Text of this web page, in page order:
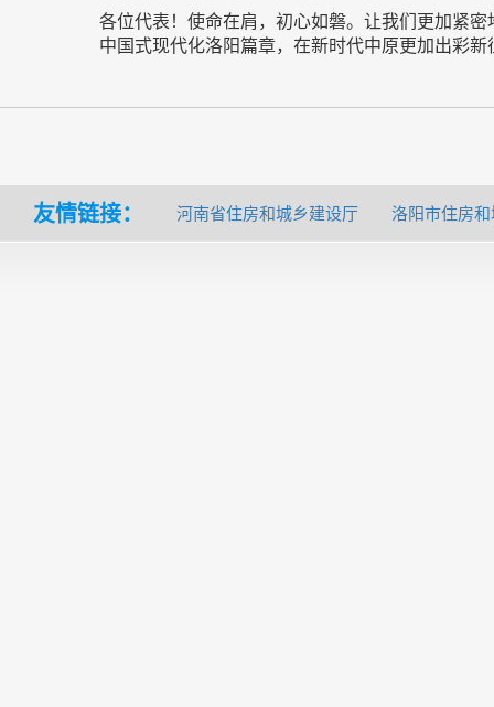
各位代表！使命在肩，初心如磐。让我们更加紧
中国式现代化洛阳篇章，在新时代中原更加出彩
友情链接： 河南省住房和城乡建设厅 洛阳市住房